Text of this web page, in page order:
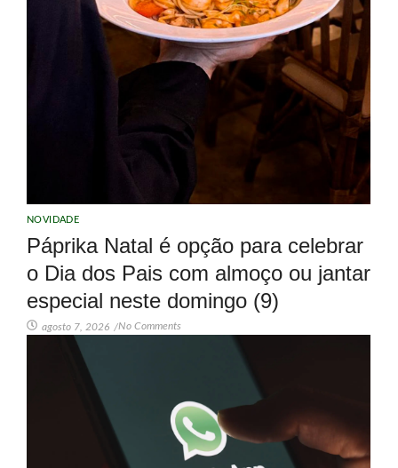
NOVIDADE
Páprika Natal é opção para celebrar
o Dia dos Pais com almoço ou jantar
especial neste domingo (9)
agosto 7, 2026 /No Comments